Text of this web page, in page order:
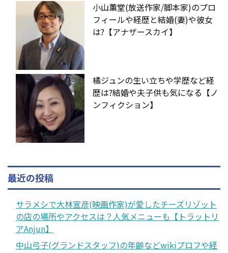
小山薫堂(放送作家/脚本家)のプロ
フィールや経歴と結婚(妻)や彼女
は?【アナザースカイ】
橘ジュンの生い立ちや学歴など経
歴は?結婚や夫子供も気になる【ノ
ンフィクション】
最近の投稿
サラメシで大林宣彦(映画作家)が愛したチーズリゾット
の店の場所やアクセスは？人気メニューも【トラットリ
アAnjun】
中山弓子(グランドスタッフ)の年齢などwikiプロフや経